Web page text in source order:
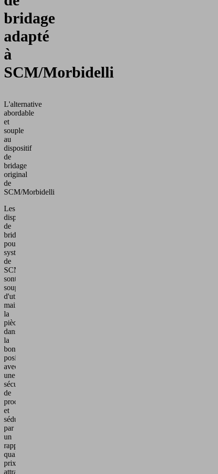
bridage
adapté
à
SCM/Morbidelli
L'alternative
abordable
et
souple
au
dispositif
de
bridage
original
de
SCM/Morbidelli
Les
dispositifs
de
bridage
pour
systèmes
de
SCM/Morbidelli
sont
souples
d'utilisation,
maintiennent
la
pièce
dans
la
bonne
position
avec
une
sécurité
de
procédé
et
séduisent
par
un
rapport
qualité-
prix
attractif.